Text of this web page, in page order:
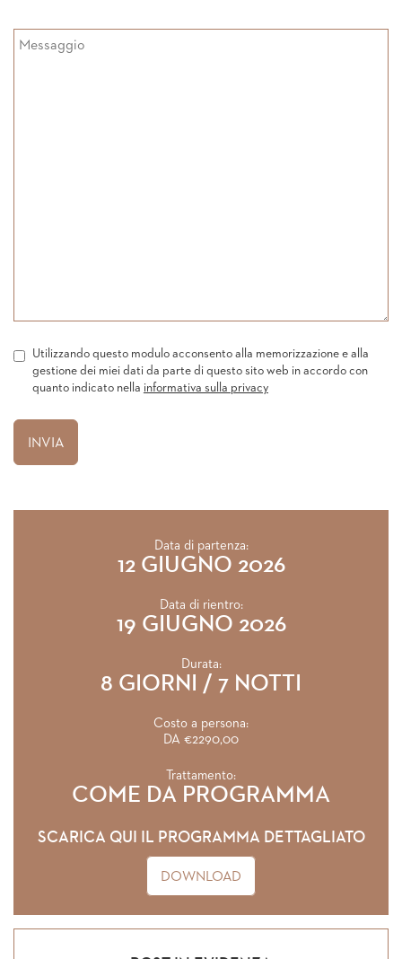
Utilizzando questo modulo acconsento alla memorizzazione e alla
gestione dei miei dati da parte di questo sito web in accordo con
quanto indicato nella informativa sulla privacy
Data di partenza:
12 GIUGNO 2026
Data di rientro:
19 GIUGNO 2026
Durata:
8 GIORNI / 7 NOTTI
Costo a persona:
DA €2290,00
Trattamento:
COME DA PROGRAMMA
SCARICA QUI IL PROGRAMMA DETTAGLIATO
DOWNLOAD